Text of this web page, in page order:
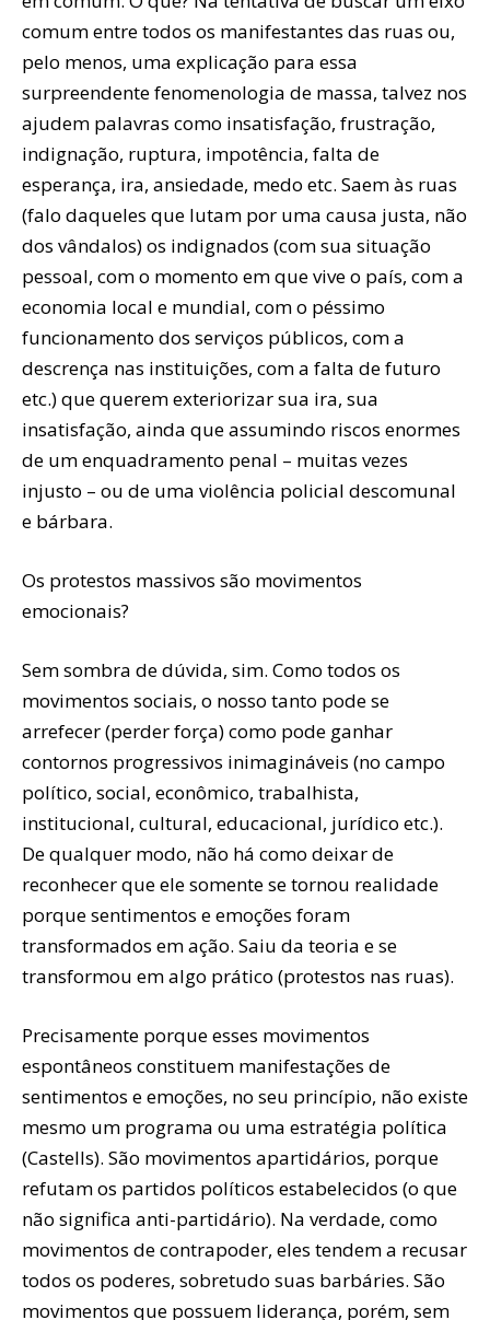
comum entre todos os manifestantes das ruas ou,
pelo menos, uma explicação para essa
surpreendente fenomenologia de massa, talvez nos
ajudem palavras como insatisfação, frustração,
indignação, ruptura, impotência, falta de
esperança, ira, ansiedade, medo etc. Saem às ruas
(falo daqueles que lutam por uma causa justa, não
dos vândalos) os indignados (com sua situação
pessoal, com o momento em que vive o país, com a
economia local e mundial, com o péssimo
funcionamento dos serviços públicos, com a
descrença nas instituições, com a falta de futuro
etc.) que querem exteriorizar sua ira, sua
insatisfação, ainda que assumindo riscos enormes
de um enquadramento penal – muitas vezes
injusto – ou de uma violência policial descomunal
e bárbara.
Os protestos massivos são movimentos
emocionais?
Sem sombra de dúvida, sim. Como todos os
movimentos sociais, o nosso tanto pode se
arrefecer (perder força) como pode ganhar
contornos progressivos inimagináveis (no campo
político, social, econômico, trabalhista,
institucional, cultural, educacional, jurídico etc.).
De qualquer modo, não há como deixar de
reconhecer que ele somente se tornou realidade
porque sentimentos e emoções foram
transformados em ação. Saiu da teoria e se
transformou em algo prático (protestos nas ruas).
Precisamente porque esses movimentos
espontâneos constituem manifestações de
sentimentos e emoções, no seu princípio, não existe
mesmo um programa ou uma estratégia política
(Castells). São movimentos apartidários, porque
refutam os partidos políticos estabelecidos (o que
não significa anti-partidário). Na verdade, como
movimentos de contrapoder, eles tendem a recusar
todos os poderes, sobretudo suas barbáries. São
movimentos que possuem liderança, porém, sem